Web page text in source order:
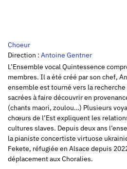
Choeur
Direction : Antoine Gentner
L’Ensemble vocal Quintessence
membres. Il a été créé par son chef,
ensemble est tourné vers la
sacrées à faire découvrir en
(chants maori, zoulou…) Plusieurs
chœurs de l’Est expliquent les
cultures slaves. Depuis deux ans
la pianiste concertiste virtuose
Fekete, réfugiée en Alsace depuis
déplacement aux Choralies.